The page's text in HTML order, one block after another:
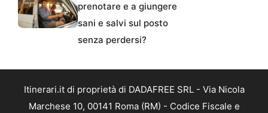
prenotare e a giungere
sani e salvi sul posto
senza perdersi?
Itinerari.it di proprietà di DADAFREE SRL - Via Nicola
Marchese 10, 00141 Roma (RM) - Codice Fiscale e